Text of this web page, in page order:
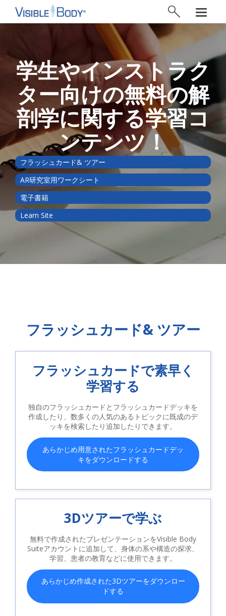
学生やインストラク
ター向けの無料の解
剖学に関する学習コ
ンテンツ！
フラッシュカード& ツアー
AR研究室用ワークシート
電子書籍
Learn Site
フラッシュカード& ツアー
フラッシュカードで素早く
学習する
独自のフラッシュカードとフラッシュカードデッキを
作成したり、数多くの人気のあるトピックに既成のデ
ッキを検索したり追加したりできます。
あらかじめ用意されたフラッシュカードデッ
キをダウンロードする
3Dツアーで学ぶ
無料で作成されたプレゼンテーションをVisible Body
Suiteアカウントに追加して、身体の系や構造の探求、
学習、患者の教育などに使用できます。
あらかじめ作成された3Dツアーをダウンロー
ドする